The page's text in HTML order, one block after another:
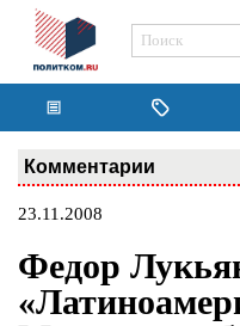
Комментарии
23.11.2008
Федор